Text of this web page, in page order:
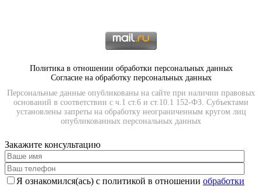
Политика в отношении обработки персональных данных
Согласие на обработку персональных данных
Персональные данные опубликованы на сайте при наличии правовых
оснований в соответствии с ч.1 ст.6 и ст.10.1 152-ФЗ. Субъектами
установлены запреты на обработку неограниченным кругом лиц
опубликованных персональных данных
Закажите консультацию
Я ознакомился(ась) с политикой в отношении обработки